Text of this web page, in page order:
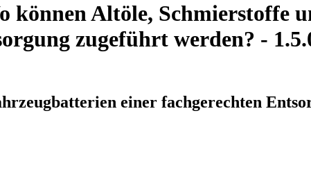
können Altöle, Schmierstoffe
zugeführt werden? -
einer fachgerechten